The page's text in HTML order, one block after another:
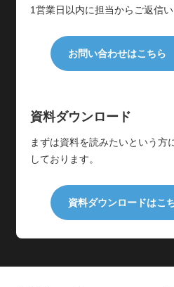
1営業日以内に担当からご返信い
お問い合わせはこちら
資料ダウンロード
まずは資料を読みたいという方
しております。
資料ダウンロードはこ